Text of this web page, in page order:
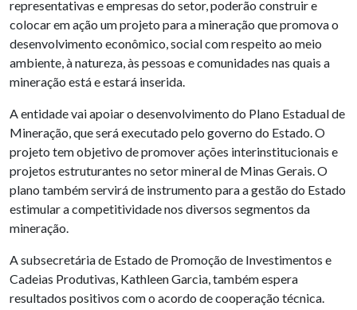
representativas e empresas do setor, poderão construir e
colocar em ação um projeto para a mineração que promova o
desenvolvimento econômico, social com respeito ao meio
ambiente, à natureza, às pessoas e comunidades nas quais a
mineração está e estará inserida.
A entidade vai apoiar o desenvolvimento do Plano Estadual de
Mineração, que será executado pelo governo do Estado. O
projeto tem objetivo de promover ações interinstitucionais e
projetos estruturantes no setor mineral de Minas Gerais. O
plano também servirá de instrumento para a gestão do Estado
estimular a competitividade nos diversos segmentos da
mineração.
A subsecretária de Estado de Promoção de Investimentos e
Cadeias Produtivas, Kathleen Garcia, também espera
resultados positivos com o acordo de cooperação técnica.